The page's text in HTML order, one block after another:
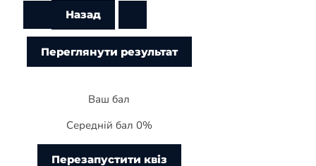
Ваш бал
Середній бал 0%
Перезапустити квіз